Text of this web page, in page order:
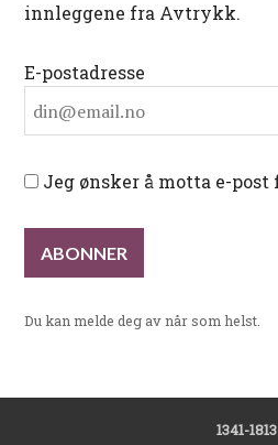
innleggene fra Avtrykk.
E-postadresse
Jeg ønsker å motta e-
Du kan melde deg av når som helst.
1341-1813